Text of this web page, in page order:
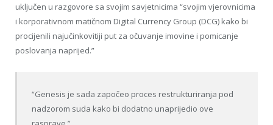
uključen u razgovore sa svojim savjetnicima “svojim vjerovnicima
i korporativnom matičnom Digital Currency Group (DCG) kako bi
procijenili najučinkovitiji put za očuvanje imovine i pomicanje
poslovanja naprijed.”
“Genesis je sada započeo proces restrukturiranja pod
nadzorom suda kako bi dodatno unaprijedio ove